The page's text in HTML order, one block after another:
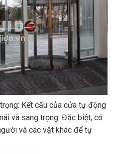
Kết cấu của cửa tự động
và sang trọng. Đặc biệt, có
và các vật khác để tự